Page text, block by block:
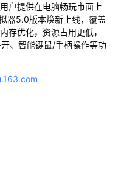
户提供在电脑畅玩市面上
器5.0版本焕新上线，覆盖
存优化，资源占用更低，
、智能键鼠/手柄操作等功